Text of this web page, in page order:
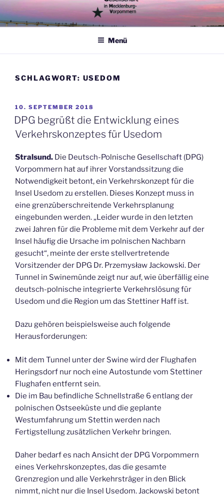
Zum
Inhalt
springen
Menü
SCHLAGWORT: USEDOM
VERÖFFENTLICHT
AM
10. SEPTEMBER 2018
DPG begrüßt die Entwicklung eines
Verkehrskonzeptes für Usedom
Stralsund. Die Deutsch-Polnische Gesellschaft (DPG)
Vorpommern hat auf ihrer Vorstandssitzung die
Notwendigkeit betont, ein Verkehrskonzept für die
Insel Usedom zu erstellen. Dieses Konzept muss in
eine grenzüberschreitende Verkehrsplanung
eingebunden werden. „Leider wurde in den letzten
zwei Jahren für die Probleme mit dem Verkehr auf der
Insel häufig die Ursache im polnischen Nachbarn
gesucht“, meinte der erste stellvertretende
Vorsitzender der DPG Dr. Przemysław Jackowski. Der
Tunnel in Swinemünde zeigt nur auf, wie überfällig eine
deutsch-polnische integrierte Verkehrslösung für
Usedom und die Region um das Stettiner Haff ist.
Dazu gehören beispielsweise auch folgende
Herausforderungen:
Mit dem Tunnel unter der Swine wird der Flughafen
Heringsdorf nur noch eine Autostunde vom Stettiner
Flughafen entfernt sein.
Die im Bau befindliche Schnellstraße 6 entlang der
polnischen Ostseeküste und die geplante
Westumfahrung um Stettin werden nach
Fertigstellung zusätzlichen Verkehr bringen.
Daher bedarf es nach Ansicht der DPG Vorpommern
eines Verkehrskonzeptes, das die gesamte
Grenzregion und alle Verkehrsträger in den Blick
nimmt, nicht nur die Insel Usedom. Jackowski betont